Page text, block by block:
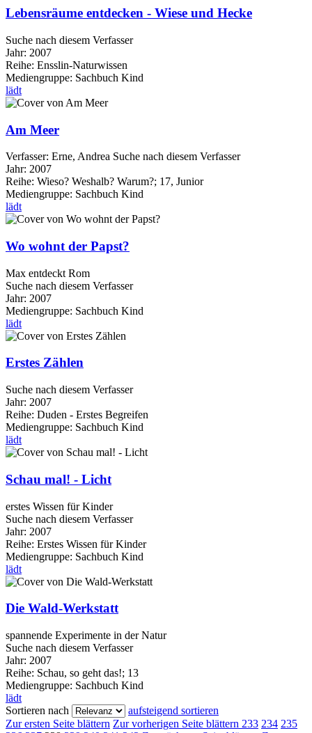
Lebensräume entdecken - Wiese und Hecke
Suche nach diesem Verfasser
Jahr: 2007
Reihe: Ensslin-Naturwissen
Mediengruppe: Sachbuch Kind
lädt
Am Meer
Verfasser: Erne, Andrea Suche nach diesem Verfasser
Jahr: 2007
Reihe: Wieso? Weshalb? Warum?; 17, Junior
Mediengruppe: Sachbuch Kind
lädt
Wo wohnt der Papst?
Max entdeckt Rom
Suche nach diesem Verfasser
Jahr: 2007
Mediengruppe: Sachbuch Kind
lädt
Erstes Zählen
Suche nach diesem Verfasser
Jahr: 2007
Reihe: Duden - Erstes Begreifen
Mediengruppe: Sachbuch Kind
lädt
Schau mal! - Licht
erstes Wissen für Kinder
Suche nach diesem Verfasser
Jahr: 2007
Reihe: Erstes Wissen für Kinder
Mediengruppe: Sachbuch Kind
lädt
Die Wald-Werkstatt
spannende Experimente in der Natur
Suche nach diesem Verfasser
Jahr: 2007
Reihe: Schau, so geht das!; 13
Mediengruppe: Sachbuch Kind
lädt
Sortieren nach
aufsteigend sortieren
Zur ersten Seite blättern Zur vorherigen Seite blättern 233 234 235